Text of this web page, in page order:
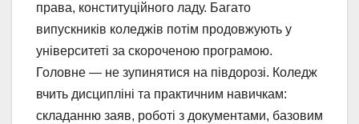
права, конституційного ладу. Багато
випускників коледжів потім продовжують у
університеті за скороченою програмою.
Головне — не зупинятися на півдорозі. Коледж
вчить дисципліні та практичним навичкам:
складанню заяв, роботі з документами, базовим